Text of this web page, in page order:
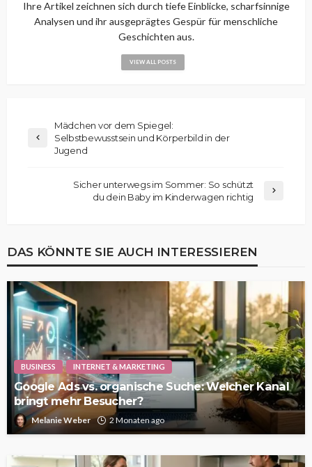
Ihre Artikel zeichnen sich durch tiefe Einblicke, scharfsinnige
Analysen und ihr ausgeprägtes Gespür für menschliche
Geschichten aus.
VIEW ALL POSTS
Mädchen vor dem Spiegel:
Selbstbewusstsein und Körperbild in der
Jugend
Sicher unterwegs im Sommer: So schützt
du dein Baby im Kinderwagen richtig
DAS KÖNNTE SIE AUCH INTERESSIEREN
BUSINESS INTERNET & MARKETING
Google Ads vs. organische Suche: Welcher Kanal
bringt mehr Besucher?
Melanie Weber 2 Monaten ago